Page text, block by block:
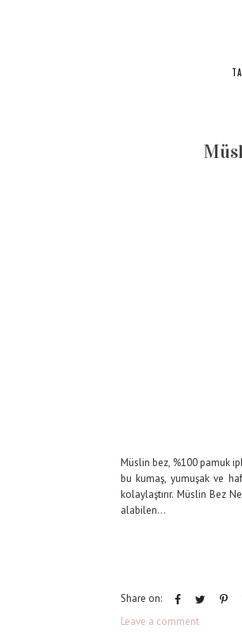
Müslin bez, %100 pamuk
bu kumaş, yumuşak ve
kolaylaştırır. Müslin Bez
alabilen...
Share on:
Leave a comment